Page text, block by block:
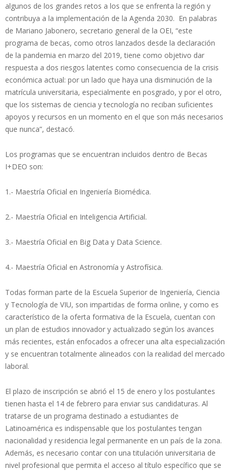
algunos de los grandes retos a los que se enfrenta la región y
contribuya a la implementación de la Agenda 2030. En palabras
de Mariano Jabonero, secretario general de la OEI, “este
programa de becas, como otros lanzados desde la declaración
de la pandemia en marzo del 2019, tiene como objetivo dar
respuesta a dos riesgos latentes como consecuencia de la crisis
económica actual: por un lado que haya una disminución de la
matrícula universitaria, especialmente en posgrado, y por el otro,
que los sistemas de ciencia y tecnología no reciban suficientes
apoyos y recursos en un momento en el que son más necesarios
que nunca”, destacó.
Los programas que se encuentran incluidos dentro de Becas
I+DEO son:
1.- Maestría Oficial en Ingeniería Biomédica.
2.- Maestría Oficial en Inteligencia Artificial.
3.- Maestría Oficial en Big Data y Data Science.
4.- Maestría Oficial en Astronomía y Astrofísica.
Todas forman parte de la Escuela Superior de Ingeniería, Ciencia
y Tecnología de VIU, son impartidas de forma online, y como es
característico de la oferta formativa de la Escuela, cuentan con
un plan de estudios innovador y actualizado según los avances
más recientes, están enfocados a ofrecer una alta especialización
y se encuentran totalmente alineados con la realidad del mercado
laboral.
El plazo de inscripción se abrió el 15 de enero y los postulantes
tienen hasta el 14 de febrero para enviar sus candidaturas. Al
tratarse de un programa destinado a estudiantes de
Latinoamérica es indispensable que los postulantes tengan
nacionalidad y residencia legal permanente en un país de la zona.
Además, es necesario contar con una titulación universitaria de
nivel profesional que permita el acceso al título específico que se